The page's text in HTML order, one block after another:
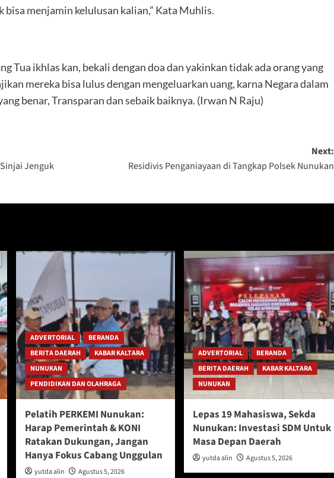
menjamin kelulusan kalian,” Kata Muhlis.
Tua ikhlas kan, bekali dengan doa dan yakinkan tidak ada orang yang
mereka bisa lulus dengan mengeluarkan uang, karna Negara dalam
benar, Transparan dan sebaik baiknya. (Irwan N Raju)
Jenguk
Next:
Residivis Penganiayaan di Tangkap Polsek Nunukan
ADVERTORIAL
BERANDA
BERITA DAERAH
KABAR KALTARA
NUNUKAN
PENDIDIKAN DAN OLAHRAGA
Pelatih PERKEMI Nunukan:
Harap Pemerintah & KONI
Ratakan Dukungan, Jangan
Hanya Fokus Cabang Unggulan
yutda alin Agustus 5, 2026
ADVERTORIAL
BERANDA
BERITA DAERAH
KABAR KALTARA
NUNUKAN
Lepas 19 Mahasiswa, Sekda
Nunukan: Investasi SDM Untuk
Masa Depan Daerah
yutda alin Agustus 5, 2026